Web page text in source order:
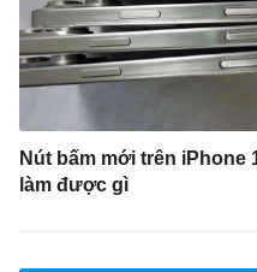
Nút bấm mới trên iPhone
làm được gì